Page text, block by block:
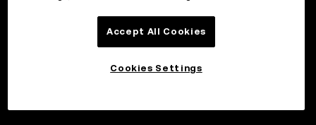
Accept All Cookies
Cookies Settings